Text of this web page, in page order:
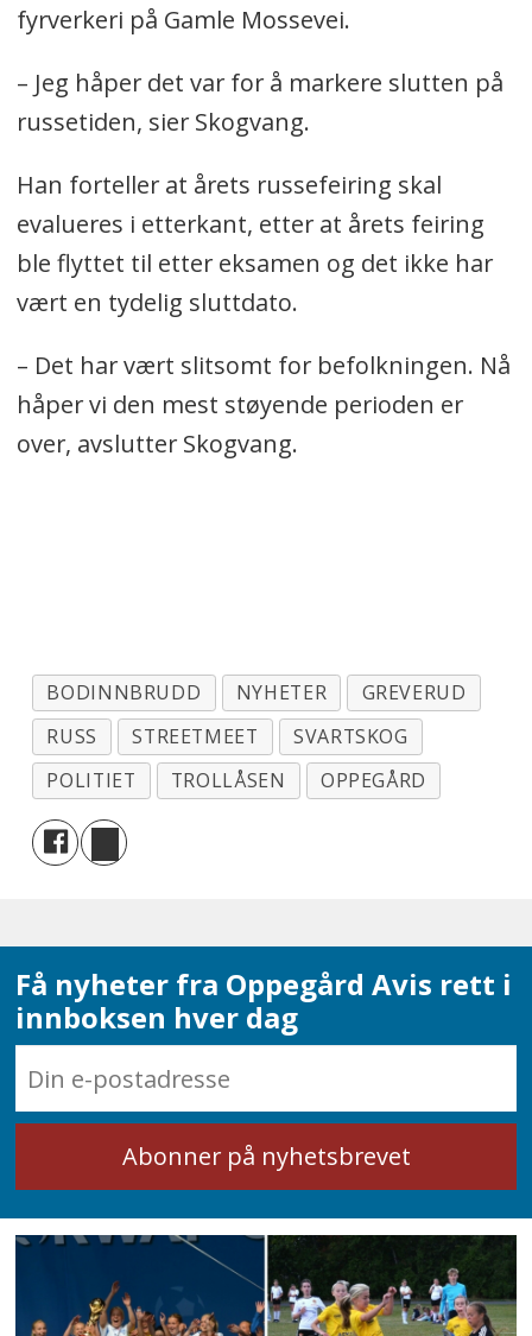
fyrverkeri på Gamle Mossevei.
– Jeg håper det var for å markere slutten på
russetiden, sier Skogvang.
Han forteller at årets russefeiring skal
evalueres i etterkant, etter at årets feiring
ble flyttet til etter eksamen og det ikke har
vært en tydelig sluttdato.
– Det har vært slitsomt for befolkningen. Nå
håper vi den mest støyende perioden er
over, avslutter Skogvang.
BODINNBRUDD NYHETER
GREVERUD
RUSS
STREETMEET
SVARTSKOG
POLITIET
TROLLÅSEN OPPEGÅRD
Få nyheter fra Oppegård Avis rett i
innboksen hver dag